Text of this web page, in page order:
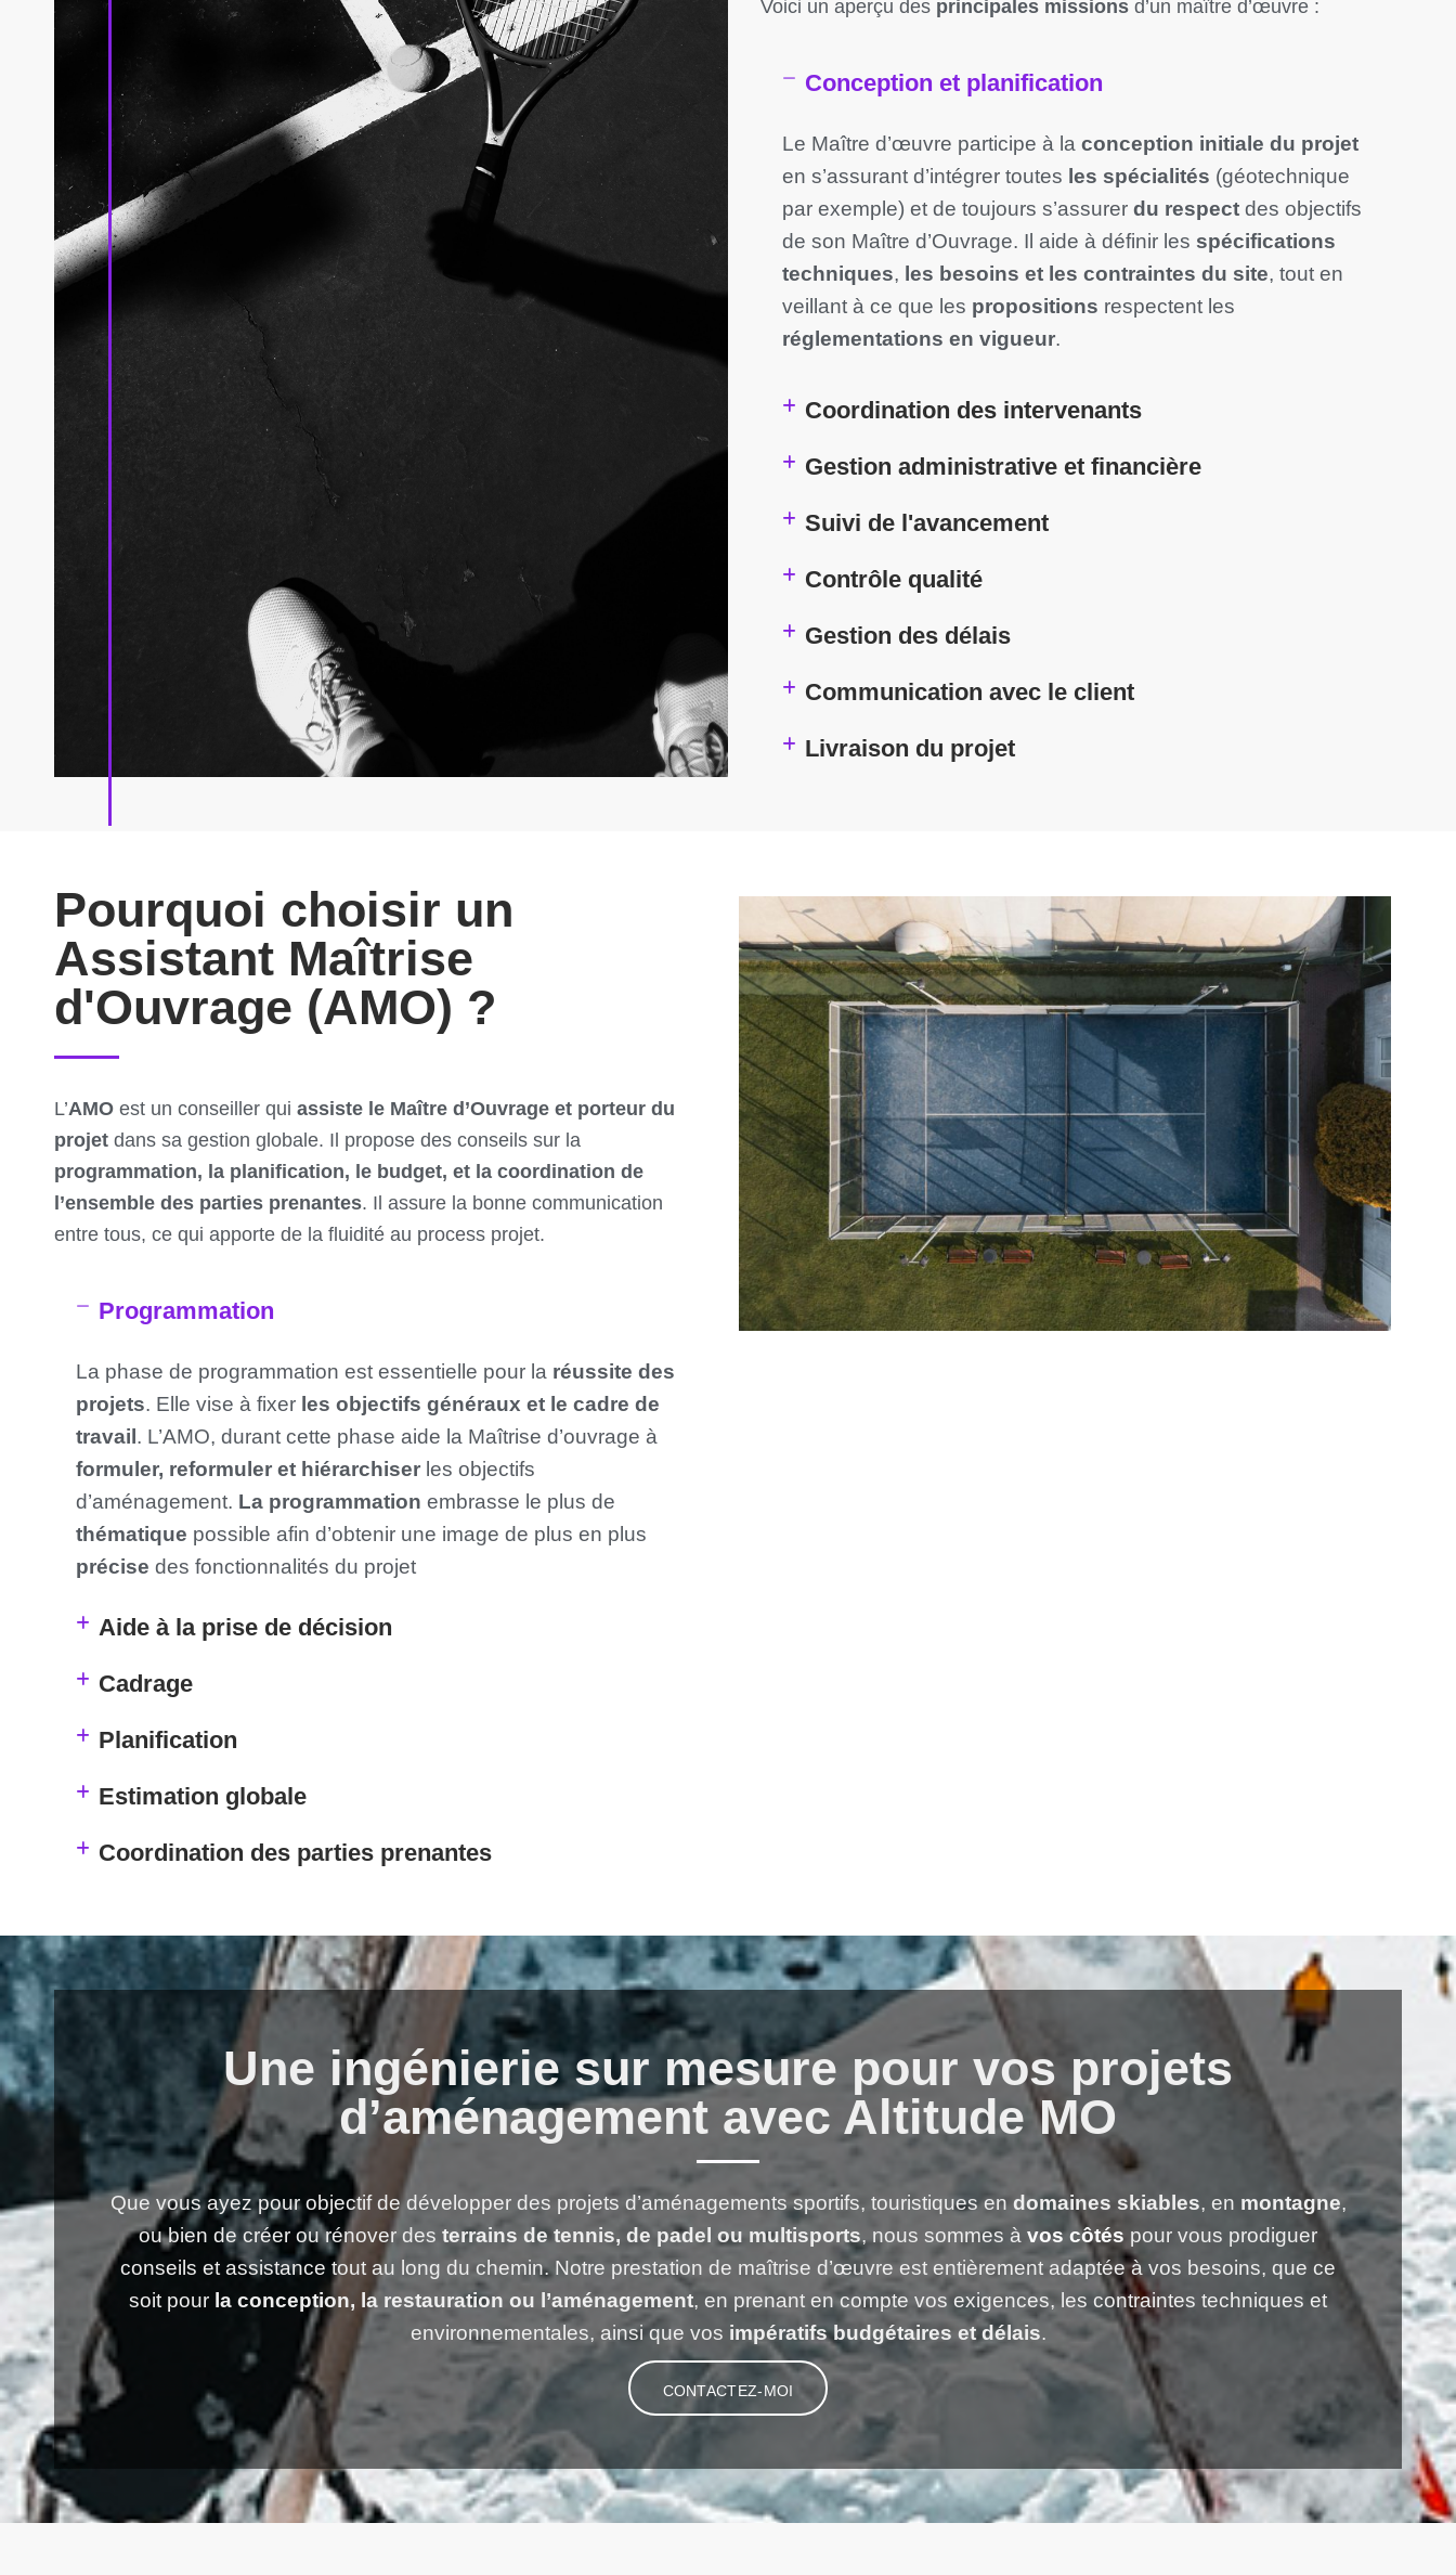
Voici un aperçu des principales missions d’un maître d’œuvre :
Conception et planification
Le Maître d’œuvre participe à la conception initiale du projet
en s’assurant d’intégrer toutes les spécialités (géotechnique
par exemple) et de toujours s’assurer du respect des objectifs
de son Maître d’Ouvrage. Il aide à définir les spécifications
techniques, les besoins et les contraintes du site, tout en
veillant à ce que les propositions respectent les
réglementations en vigueur.
Coordination des intervenants
Gestion administrative et financière
Suivi de l'avancement
Contrôle qualité
Gestion des délais
Communication avec le client
Livraison du projet
Pourquoi choisir un
Assistant Maîtrise
d'Ouvrage (AMO) ?
L’AMO est un conseiller qui assiste le Maître d’Ouvrage et porteur du
projet dans sa gestion globale. Il propose des conseils sur la
programmation, la planification, le budget, et la coordination de
l’ensemble des parties prenantes. Il assure la bonne communication
entre tous, ce qui apporte de la fluidité au process projet.
Programmation
La phase de programmation est essentielle pour la réussite des
projets. Elle vise à fixer les objectifs généraux et le cadre de
travail . L’AMO, durant cette phase aide la Maîtrise d’ouvrage à
formuler, reformuler et hiérarchiser les objectifs
d’aménagement. La programmation embrasse le plus de
thématique possible afin d’obtenir une image de plus en plus
précise des fonctionnalités du projet
Aide à la prise de décision
Cadrage
Planification
Estimation globale
Coordination des parties prenantes
Une ingénierie sur mesure pour vos projets
d’aménagement avec Altitude MO
Que vous ayez pour objectif de développer des projets d’aménagements sportifs, touristiques en domaines skiables, en montagne,
ou bien de créer ou rénover des terrains de tennis, de padel ou multisports, nous sommes à vos côtés pour vous prodiguer
conseils et assistance tout au long du chemin. Notre prestation de maîtrise d’œuvre est entièrement adaptée à vos besoins, que ce
soit pour la conception, la restauration ou l’aménagement, en prenant en compte vos exigences, les contraintes techniques et
environnementales, ainsi que vos impératifs budgétaires et délais.
CONTACTEZ-MOI